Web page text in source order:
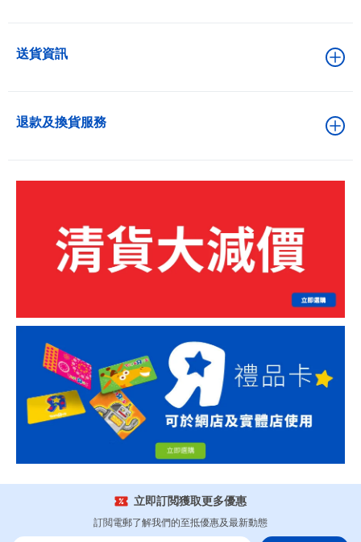
送貨資訊
退款及換貨服務
立即訂閲獲取更多優惠
訂閲電郵了解我們的至抵優惠及最新動態